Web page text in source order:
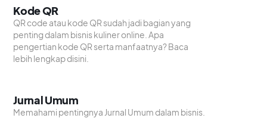
Kode QR
QR code atau kode QR sudah jadi bagian yang
penting dalam bisnis kuliner online. Apa
pengertian kode QR serta manfaatnya? Baca
lebih lengkap disini.
Jurnal Umum
Memahami pentingnya Jurnal Umum dalam bisnis.